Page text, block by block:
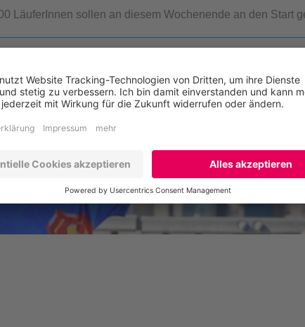
LäuferInnen sollen an diesem Wochenende an den Start